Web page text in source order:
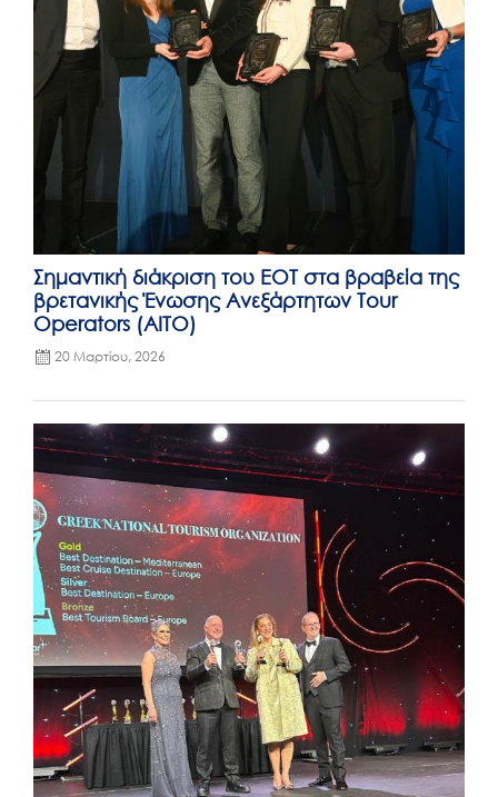
Σημαντική διάκριση του ΕΟΤ στα βραβεία της
βρετανικής Ένωσης Ανεξάρτητων Tour
Operators (AITO)
20 Μαρτίου, 2026
Posted
on